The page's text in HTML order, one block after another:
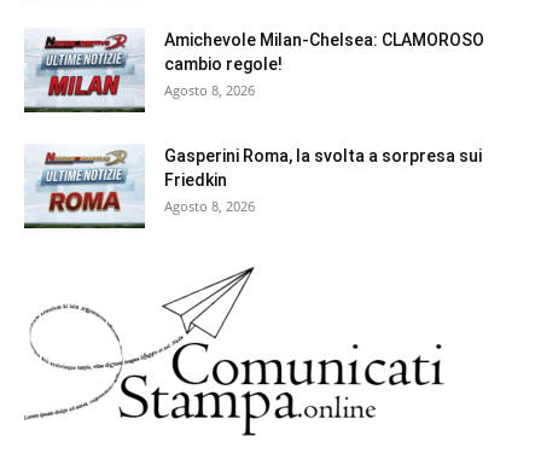
Amichevole Milan-Chelsea: CLAMOROSO
cambio regole!
Agosto 8, 2026
Gasperini Roma, la svolta a sorpresa sui
Friedkin
Agosto 8, 2026